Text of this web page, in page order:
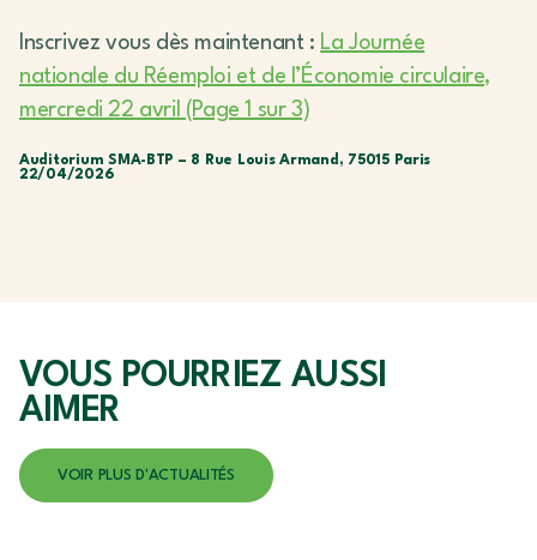
Inscrivez vous dès maintenant : La Journée
nationale du Réemploi et de l’Économie circulaire,
mercredi 22 avril (Page 1 sur 3)
Auditorium SMA-BTP – 8 Rue Louis Armand, 75015 Paris
22/04/2026
VOUS POURRIEZAUSSI
AIMER
VOIR PLUS D'ACTUALITÉS